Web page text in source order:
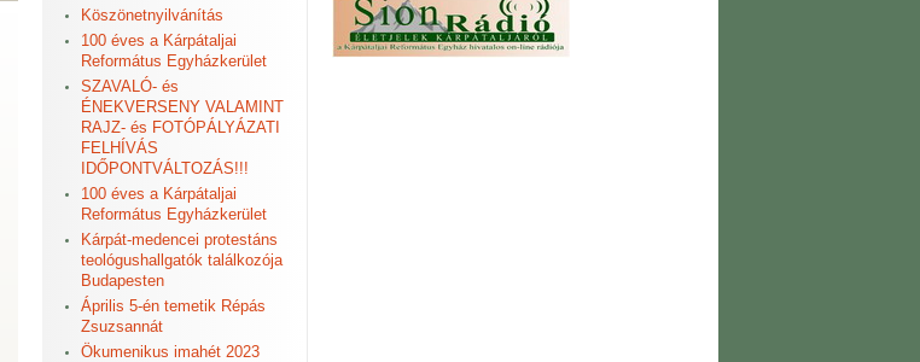
Köszönetnyilvánítás
100 éves a Kárpátaljai
Református Egyházkerület
SZAVALÓ- és
ÉNEKVERSENY VALAMINT
RAJZ- és FOTÓPÁLYÁZATI
FELHÍVÁS
IDŐPONTVÁLTOZÁS!!!
100 éves a Kárpátaljai
Református Egyházkerület
Kárpát-medencei protestáns
teológushallgatók találkozója
Budapesten
Április 5-én temetik Répás
Zsuzsannát
Ökumenikus imahét 2023